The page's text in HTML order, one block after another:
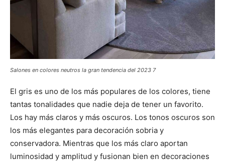
Salones en colores neutros la gran tendencia del 2023 7
El gris es uno de los más populares de los colores, tiene
tantas tonalidades que nadie deja de tener un favorito.
Los hay más claros y más oscuros. Los tonos oscuros son
los más elegantes para decoración sobria y
conservadora. Mientras que los más claro aportan
luminosidad y amplitud y fusionan bien en decoraciones